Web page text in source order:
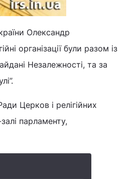
Олександр
організації були разом із
Незалежності, та за
Церков і релігійних
парламенту,